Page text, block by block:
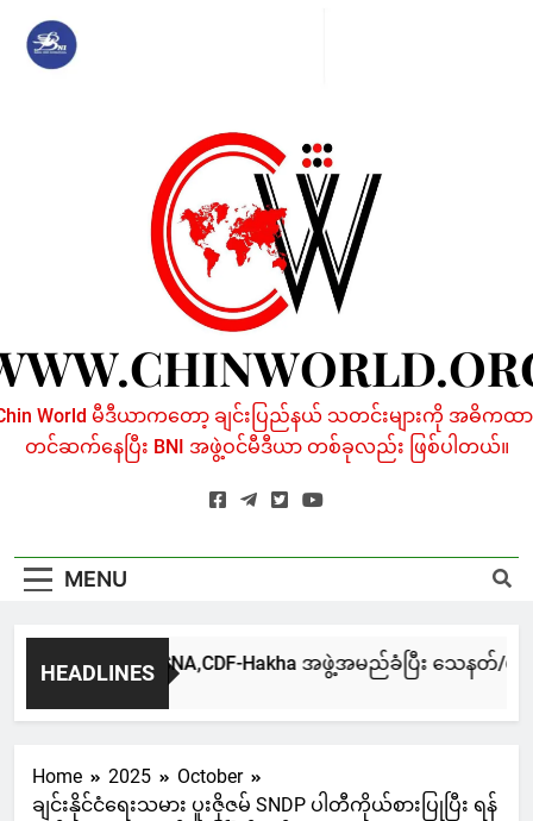
content
World မီဒီယာကတော့ ချင်းပြည်နယ် သတင်းများကို အဓိကထာ
တင်ဆက်နေပြီး BNI အဖွဲ့ဝင်မီဒီယာ တစ်ခုလည်း ဖြစ်ပါတယ်။
MENU
HEADLINES
ဟားခါးမြို့မှာ CNA,CDF-Hakha အဖွဲ့အမည်ခံပြီး သေနတ်
1 Hour Ago
Home 2025
October
ချင်းနိုင်ငံရေးသမား ပူးဇိုဇမ် SNDP ပါတီကိုယ်စားပြုပြီး ရန်